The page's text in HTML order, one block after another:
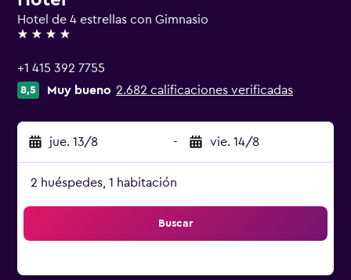
Hotel de 4 estrellas con Gimnasio
4 estrellas
+1 415 392 7755
8,5 Muy bueno 2.682 calificaciones verificadas
jue. 13/8 - vie. 14/8
2 huéspedes, 1 habitación
Buscar